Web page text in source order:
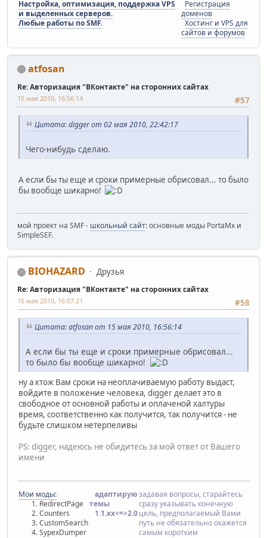
Настройка, оптимизация, поддержка VPS
и выделенных серверов.
Любые работы по SMF.
Регистрация
доменов
Хостинг и VPS для
сайтов и форумов
atfosan
Re: Авторизация "ВКонтакте" на сторонних сайтах
#57
15 мая 2010, 16:56:14
Цитата: digger от 02 мая 2010, 22:42:17
Чего-нибудь сделаю.
А если бы ты еще и сроки примерные обрисовал... то было
бы вообще шикарно!
мой проект на SMF - школьный сайт: основные моды PortaMx и
SimpleSEF.
BIOHAZARD Друзья
Re: Авторизация "ВКонтакте" на сторонних сайтах
#58
16 мая 2010, 16:07:21
Цитата: atfosan от 15 мая 2010, 16:56:14
А если бы ты еще и сроки примерные обрисовал...
то было бы вообще шикарно!
ну а ктож Вам сроки на неоплачиваемую работу выдаст,
войдите в положение человека, digger делает это в
свободное от основной работы и оплаченой халтуры
время, соответственно как получится, так получится - не
будьте слишком нетерпеливы
PS: digger, надеюсь не обидитесь за мой ответ от Вашего
имени
Мои моды:
RedirectPage
Counters
CustomSearch
SypexDumper
адаптирую
темы
1.1.хx<=>2.0
задавая вопросы, старайтесь
сразу указывать конечную
цель, предполагаемый Вами
путь не обязательно окажется
самым коротким